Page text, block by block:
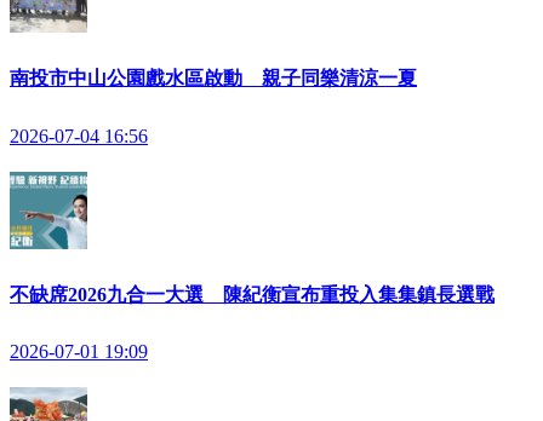
南投市中山公園戲水區啟動 親子同樂清涼一夏
2026-07-04 16:56
不缺席2026九合一大選 陳紀衡宣布重投入集集鎮長選戰
2026-07-01 19:09